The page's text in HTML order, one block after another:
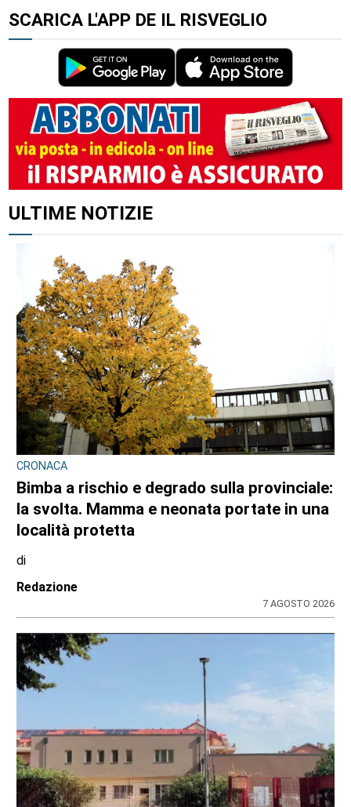
SCARICA L'APP DE IL RISVEGLIO
ULTIME NOTIZIE
CRONACA
Bimba a rischio e degrado sulla provinciale:
la svolta. Mamma e neonata portate in una
località protetta
di
Redazione
7 AGOSTO 2026